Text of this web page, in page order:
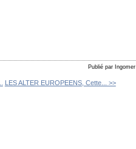
Publié par Ingomer
LES ALTER EUROPEENS, Cette... >>